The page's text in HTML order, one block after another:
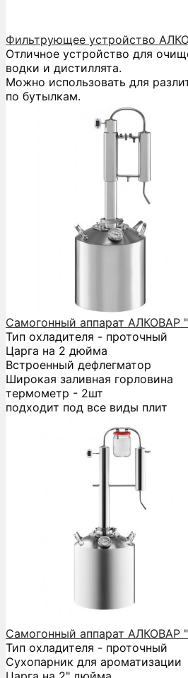
Фильтрующее устройство
Отличное устройство для
водки и дистиллята.
Можно использовать для
по бутылкам.
Самогонный аппарат АЛКОВАР
Тип охладителя - проточный
Царга на 2 дюйма
Встроенный дефлегматор
Широкая заливная горловина
термометр - 2шт
подходит под все виды плит
Самогонный аппарат АЛКОВАР
Тип охладителя - проточный
Сухопарник для ароматизации